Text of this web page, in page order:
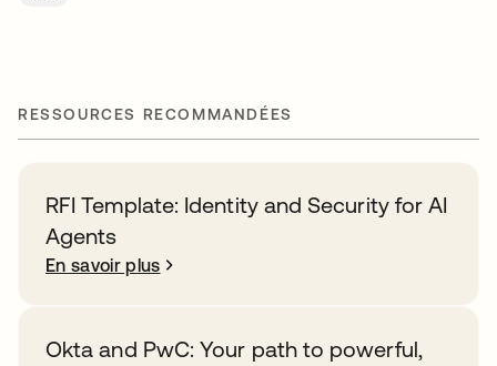
RESSOURCES RECOMMANDÉES
RFI Template: Identity and Security for AI
Agents
En savoir plus
Okta and PwC: Your path to powerful,